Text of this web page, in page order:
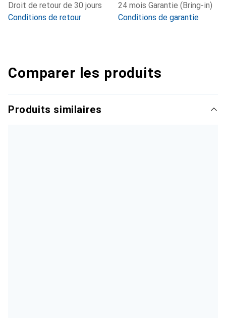
Droit de retour de 30 jours
Conditions de retour
24 mois Garantie (Bring-in)
Conditions de garantie
Comparer les produits
Produits similaires